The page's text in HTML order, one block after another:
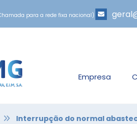
para a rede fixa nacional)
Empresa
Interrupção do normal